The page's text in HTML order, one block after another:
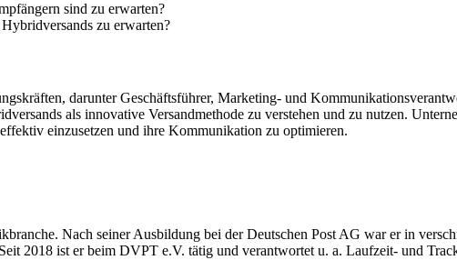
sind zu erwarten?
zu erwarten?
darunter Geschäftsführer, Marketing- und
als innovative Versandmethode zu verstehen und zu nutzen.
einzusetzen und ihre Kommunikation zu optimieren.
Nach seiner Ausbildung bei der Deutschen Post AG war er in
2018 ist er beim DVPT e.V. tätig und verantwortet u. a. Laufzeit- und